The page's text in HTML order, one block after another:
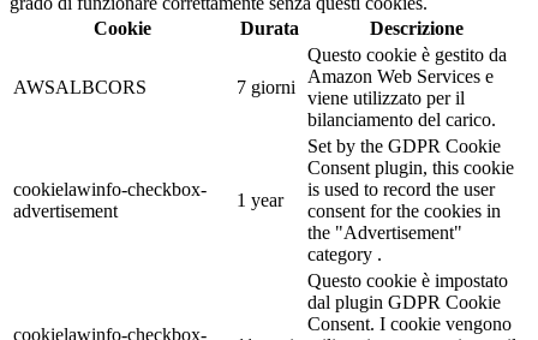
Cookie
Durata Descrizione
AWSALBCORS 7 giorni
Questo cookie è gestito da
Amazon Web Services e
viene utilizzato per il
bilanciamento del carico.
cookielawinfo-checkbox-
advertisement
1 year
Set by the GDPR Cookie
Consent plugin, this cookie
is used to record the user
consent for the cookies in
the "Advertisement"
category .
cookielawinfo-checkbox-
Questo cookie è impostato
dal plugin GDPR Cookie
Consent. I cookie vengono